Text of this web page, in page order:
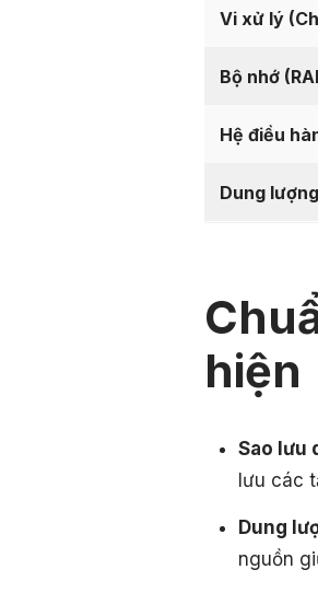
Vi xử lý
Bộ nhớ
Hệ điều
Dung
hiện
Sao lưu
lưu các
Dung
nguồn